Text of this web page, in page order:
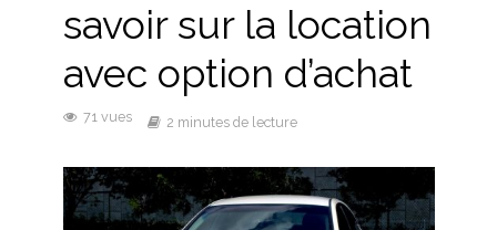
savoir sur la location
avec option d’achat
71 vues 2 minutes de lecture